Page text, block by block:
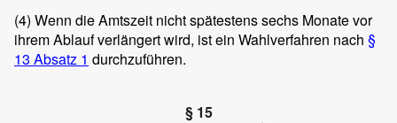
(4) Wenn die Amtszeit nicht spätestens sechs Monate vor
ihrem Ablauf verlängert wird, ist ein Wahlverfahren nach §
13 Absatz 1 durchzuführen.
§ 15